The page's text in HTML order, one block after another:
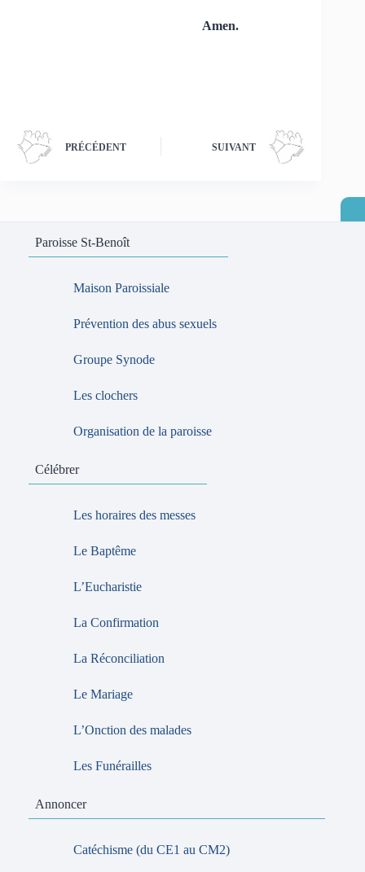
Amen.
PRÉCÉDENT SUIVANT
Paroisse St-Benoît
Maison Paroissiale
Prévention des abus sexuels
Groupe Synode
Les clochers
Organisation de la paroisse
Célébrer
Les horaires des messes
Le Baptême
L’Eucharistie
La Confirmation
La Réconciliation
Le Mariage
L’Onction des malades
Les Funérailles
Annoncer
Catéchisme (du CE1 au CM2)